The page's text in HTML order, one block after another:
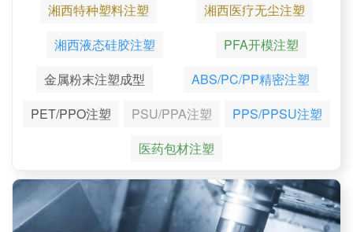
湘西特种塑料注塑
湘西医疗无尘注塑
湘西液态硅胶注塑
PFA开模注塑
金属粉末注塑成型
ABS/PC/PP精密注塑
PET/PPO注塑
PSU/PPA注塑
PPS/PPSU注塑
医药包材注塑